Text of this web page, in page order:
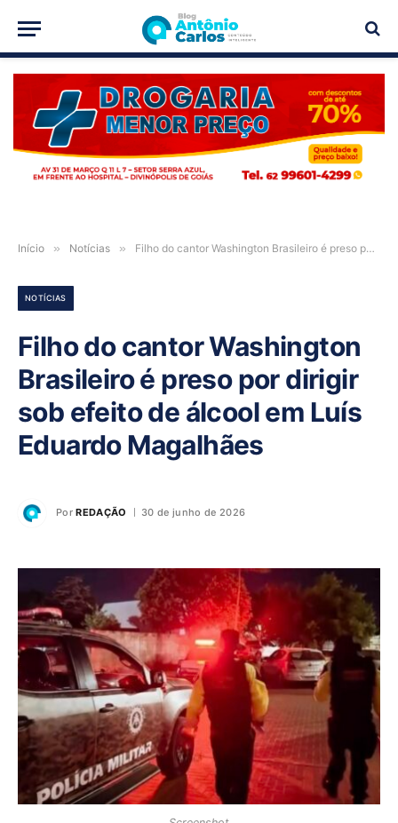
PUBLICIDADE
Início » Notícias » Filho do cantor Washington Brasileiro é preso por dirigir sob efeito de álcool em Luís Eduardo Magalhães
NOTÍCIAS
Filho do cantor Washington
Brasileiro é preso por dirigir
sob efeito de álcool em Luís
Eduardo Magalhães
Por REDAÇÃO 30 de junho de 2026